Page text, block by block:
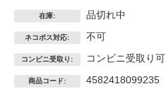
在庫: 品切れ中
ネコポス対応: 不可
コンビニ受取り: コンビニ受取り可
商品コード: 4582418099235